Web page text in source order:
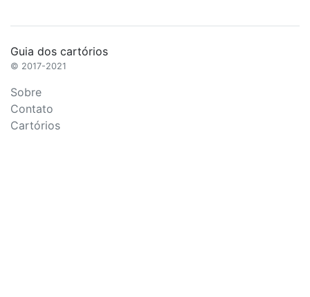
Guia dos cartórios
© 2017-2021
Sobre
Contato
Cartórios